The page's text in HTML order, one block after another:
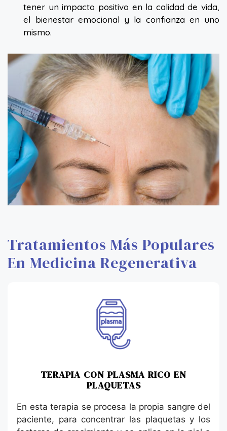
tener un impacto positivo en la calidad de vida,
el bienestar emocional y la confianza en uno
mismo.
Tratamientos Más Populares
En Medicina Regenerativa
TERAPIA CON PLASMA RICO EN
PLAQUETAS
En esta terapia se procesa la propia sangre del
paciente, para concentrar las plaquetas y los